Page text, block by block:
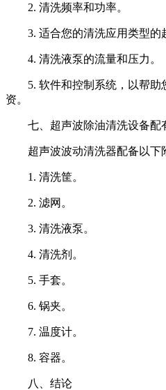
2. 清洗频率和功率。
3. 适合您的清洗应用类型的
4. 清洗液泵的流量和压力。
5. 软件和控制系统，以帮
资。
七、超声波除油清洗设备配
超声波波动清洗器配备以下
1. 清洗筐。
2. 滤网。
3. 清洗液泵。
4. 清洗剂。
5. 手套。
6. 锅夹。
7. 温度计。
8. 容器。
八、结论